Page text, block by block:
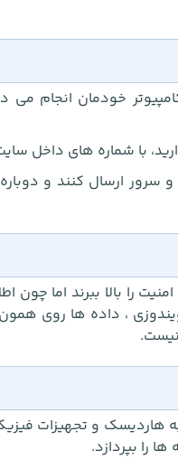
خودمان انجام
با شماره های داخل
و سرور ارسال کنند و
را بالا ببرند اما چون
، داده ها روی
هاردیسک و تجهیزات
را بپردازد.